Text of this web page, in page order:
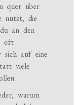
quer über
nutzt, die
an den
oft
sich auf eine
viele
warum